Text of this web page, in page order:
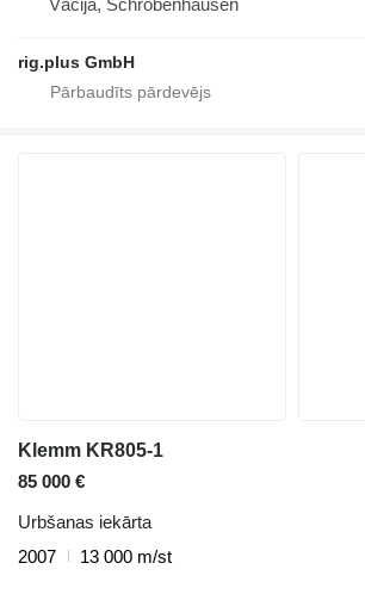
rig.plus GmbH
Klemm KR805-1
85 000 €
Urbšanas iekārta
2007
13 000 m/st